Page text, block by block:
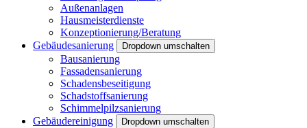
Außenanlagen
Hausmeisterdienste
Konzeptionierung/Beratung
Gebäudesanierung
Dropdown umschalten
Bausanierung
Fassadensanierung
Schadensbeseitigung
Schadstoffsanierung
Schimmelpilzsanierung
Gebäudereinigung
Dropdown umschalten